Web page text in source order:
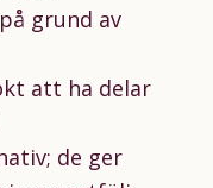
grund av
att ha delar
de ger